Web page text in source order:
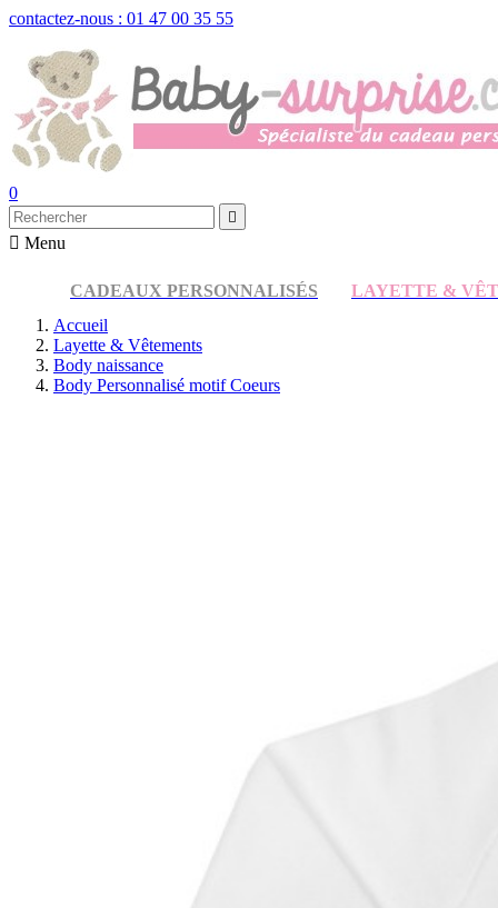
contactez-nous : 01 47 00 35 55
0

 Menu
CADEAUX PERSONNALISÉS
LAYETTE &
Accueil
Layette & Vêtements
Body naissance
Body Personnalisé motif Coeurs